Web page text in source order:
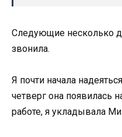
Следующие несколько
звонила.
Я почти начала
четверг она появилась
работе, я укладывала